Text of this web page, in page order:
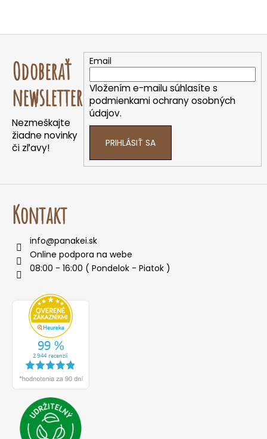
Z
Odoberať
newsletter
Nezmeškajte
žiadne novinky
či zľavy!
Email
Vložením e-mailu súhlasíte s
podmienkami ochrany osobných
údajov.
PRIHLÁSIŤ SA
Kontakt
info@panakei.sk
Online podpora na webe
08:00 - 16:00 ( Pondelok - Piatok )